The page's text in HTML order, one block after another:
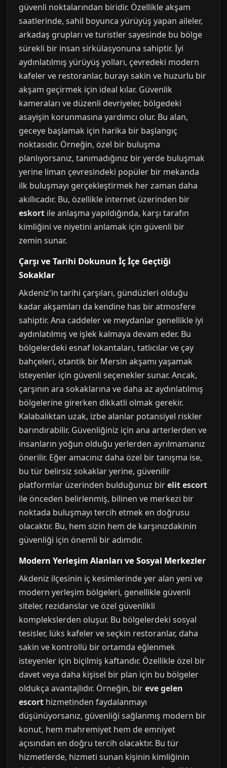
güvenli noktalarından biridir. Özellikle akşam
saatlerinde, sahil boyunca yürüyüş yapan aileler,
arkadaş grupları ve turistler sayesinde bu bölge
sürekli bir insan sirkülasyonuna sahiptir. İyi
aydınlatılmış yürüyüş yolları, çevredeki modern
kafeler ve restoranlar, burayı sakin ve huzurlu bir
akşam geçirmek için ideal kılar. Güvenlik
kameraları ve düzenli devriyeler, bölgedeki
asayişin korunmasına yardımcı olur. Bu alan,
geceye başlamak için harika bir başlangıç
noktasıdır. Örneğin, özel bir buluşma
planlıyorsanız, tanımadığınız bir yerde buluşmak
yerine liman çevresindeki popüler bir mekanda
ilk buluşmayı gerçekleştirmek her zaman daha
akıllıcadır. Bu, özellikle internet üzerinden bir
eskort ile anlaşma yapıldığında, karşı tarafın
kimliğini ve niyetini anlamak için güvenli bir
zemin sunar.
Çarşı ve Tarihi Dokunun İç İçe Geçtiği
Sokaklar
Akdeniz'in tarihi çarşıları, gündüzleri olduğu
kadar akşamları da kendine has bir atmosfere
sahiptir. Ana caddeler ve meydanlar genellikle iyi
aydınlatılmış ve işlek kalmaya devam eder. Bu
bölgelerdeki esnaf lokantaları, tatlıcılar ve çay
bahçeleri, otantik bir Mersin akşamı yaşamak
isteyenler için güvenli seçenekler sunar. Ancak,
çarşının ara sokaklarına ve daha az aydınlatılmış
bölgelerine girerken dikkatli olmak gerekir.
Kalabalıktan uzak, izbe alanlar potansiyel riskler
barındırabilir. Güvenliğiniz için ana arterlerden ve
insanların yoğun olduğu yerlerden ayrılmamanız
önerilir. Eğer amacınız daha özel bir tanışma ise,
bu tür belirsiz sokaklar yerine, güvenilir
platformlar üzerinden bulduğunuz birelit escort
ile önceden belirlenmiş, bilinen ve merkezi bir
noktada buluşmayı tercih etmek en doğrusu
olacaktır. Bu, hem sizin hem de karşınızdakinin
güvenliği için önemli bir adımdır.
Modern Yerleşim Alanları ve Sosyal Merkezler
Akdeniz ilçesinin iç kesimlerinde yer alan yeni ve
modern yerleşim bölgeleri, genellikle güvenli
siteler, rezidanslar ve özel güvenlikli
komplekslerden oluşur. Bu bölgelerdeki sosyal
tesisler, lüks kafeler ve seçkin restoranlar, daha
sakin ve kontrollü bir ortamda eğlenmek
isteyenler için biçilmiş kaftandır. Özellikle özel bir
davet veya daha kişisel bir plan için bu bölgeler
oldukça avantajlıdır. Örneğin, bireve gelen
escort hizmetinden faydalanmayı
düşünüyorsanız, güvenliği sağlanmış modern bir
konut, hem mahremiyet hem de emniyet
açısından en doğru tercih olacaktır. Bu tür
hizmetlerde, hizmeti sunan kişinin kimliğinin